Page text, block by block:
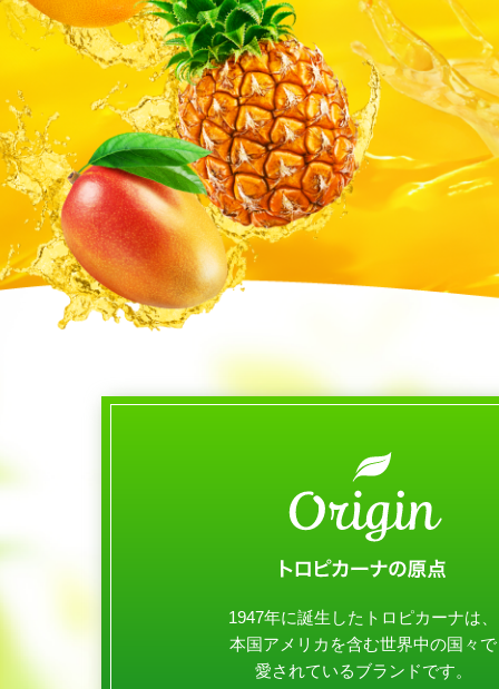
1947年に誕生したトロピカーナは、
本国アメリカを含む世界中の国々で
愛されているブランドです。